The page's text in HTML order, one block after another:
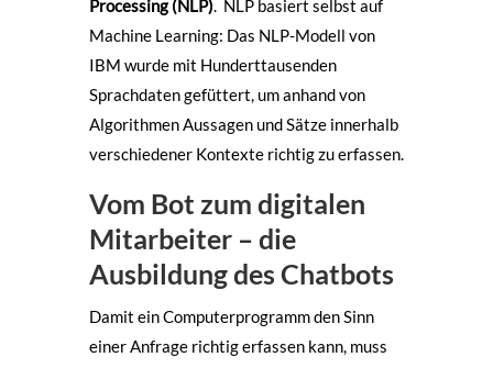
Processing (NLP) . NLP basiert selbst auf
Machine Learning: Das NLP-Modell von
IBM wurde mit Hunderttausenden
Sprachdaten gefüttert, um anhand von
Algorithmen Aussagen und Sätze innerhalb
verschiedener Kontexte richtig zu erfassen.
Vom Bot zum digitalen
Mitarbeiter – die
Ausbildung des Chatbots
Damit ein Computerprogramm den Sinn
einer Anfrage richtig erfassen kann, muss